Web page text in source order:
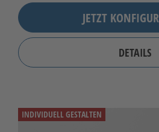
JETZT
DETAILS
INDIVIDUELL GESTALTEN